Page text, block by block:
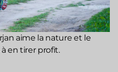
aime la nature et le
en tirer profit.